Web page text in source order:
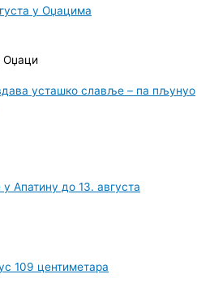
у Оџацима
Оџаци
усташко славље – па пљунуо
Апатину до 13. августа
109 центиметара